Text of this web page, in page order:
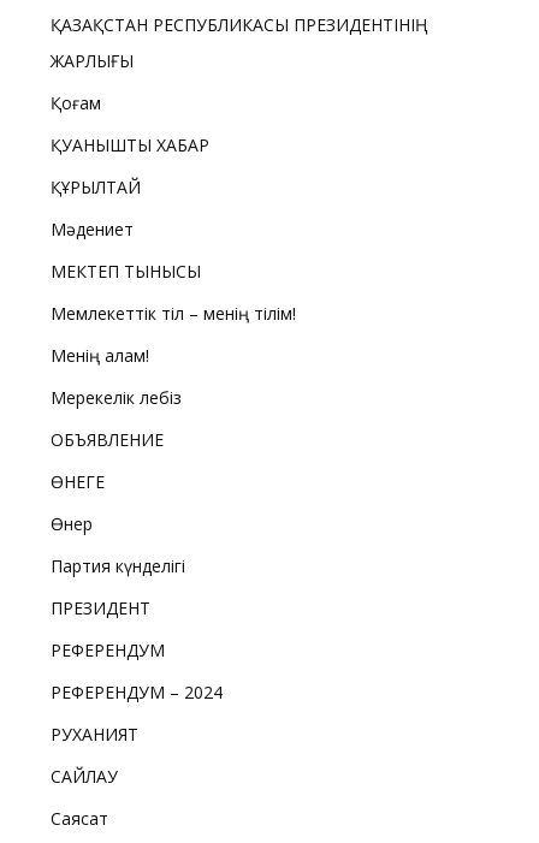
ҚАЗАҚСТАН РЕСПУБЛИКАСЫ ПРЕЗИДЕНТІНІҢ
ЖАРЛЫҒЫ
Қоғам
ҚУАНЫШТЫ ХАБАР
ҚҰРЫЛТАЙ
Мәдениет
МЕКТЕП ТЫНЫСЫ
Мемлекеттік тіл – менің тілім!
Менің қалам!
Мерекелік лебіз
ОБЪЯВЛЕНИЕ
ӨНЕГЕ
Өнер
Партия күнделігі
ПРЕЗИДЕНТ
РЕФЕРЕНДУМ
РЕФЕРЕНДУМ – 2024
РУХАНИЯТ
САЙЛАУ
Саясат